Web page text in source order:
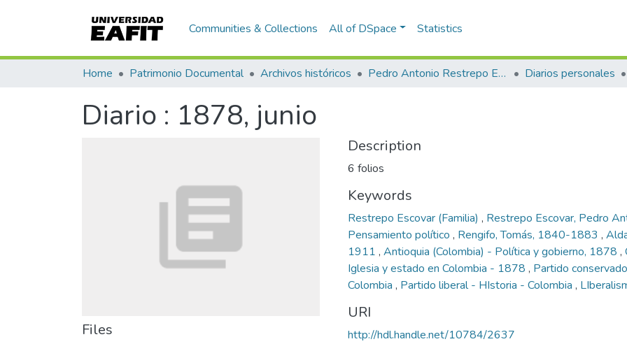
Communities & Collections All of DSpace Statistics
Home Patrimonio Documental Archivos históricos Pedro Antonio Restrepo Escovar Diarios personales
Diario : 1878, junio
Files
Description
6 folios
Keywords
Restrepo Escovar (Familia) , Restrepo Escovar, Pedro
Pensamiento político , Rengifo, Tomás, 1840-1883 ,
1911 , Antioquia (Colombia) - Política y gobierno, 1878 ,
Iglesia y estado en Colombia - 1878 , Partido
Colombia , Partido liberal - HIstoria - Colombia ,
URI
http://hdl.handle.net/10784/2637